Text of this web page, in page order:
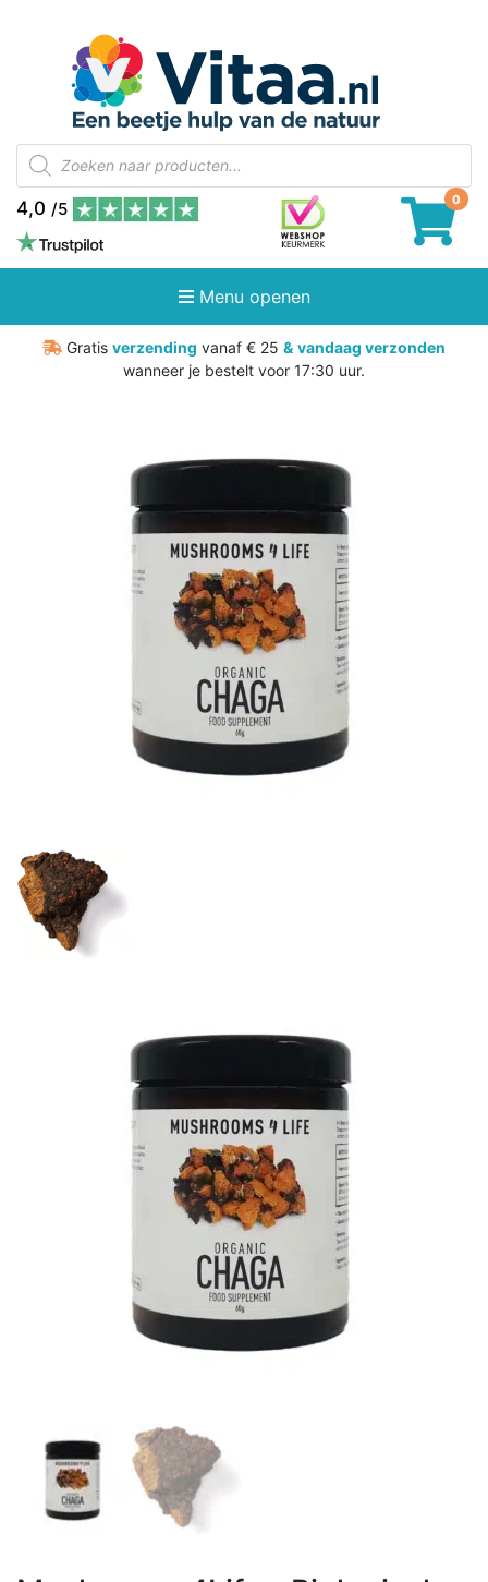
Producten
zoeken
4,0 /5
Menu openen
Gratis verzending vanaf € 25 & vandaag verzonden
wanneer je bestelt voor 17:30 uur.